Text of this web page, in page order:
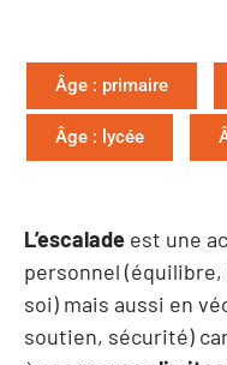
Âge : primaire
Âge : lycée
L’escalade est une
personnel
soi) mais aussi en
soutien, sécurité)